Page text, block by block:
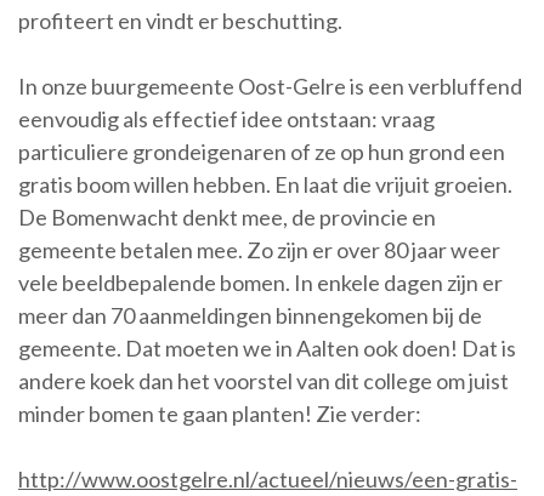
profiteert en vindt er beschutting.
In onze buurgemeente Oost-Gelre is een verbluffend
eenvoudig als effectief idee ontstaan: vraag
particuliere grondeigenaren of ze op hun grond een
gratis boom willen hebben. En laat die vrijuit groeien.
De Bomenwacht denkt mee, de provincie en
gemeente betalen mee. Zo zijn er over 80 jaar weer
vele beeldbepalende bomen. In enkele dagen zijn er
meer dan 70 aanmeldingen binnengekomen bij de
gemeente. Dat moeten we in Aalten ook doen! Dat is
andere koek dan het voorstel van dit college om juist
minder bomen te gaan planten! Zie verder:
http://www.oostgelre.nl/actueel/nieuws/een-gratis-